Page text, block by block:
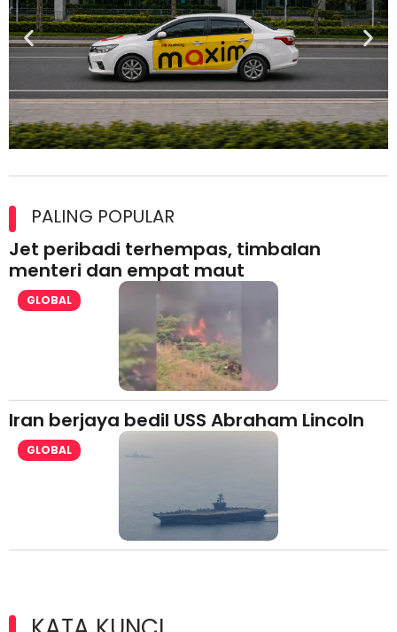
lesen separuh pertama 2026
PALING POPULAR
Jet peribadi terhempas, timbalan
menteri dan empat maut
GLOBAL
Iran berjaya bedil USS Abraham Lincoln
GLOBAL